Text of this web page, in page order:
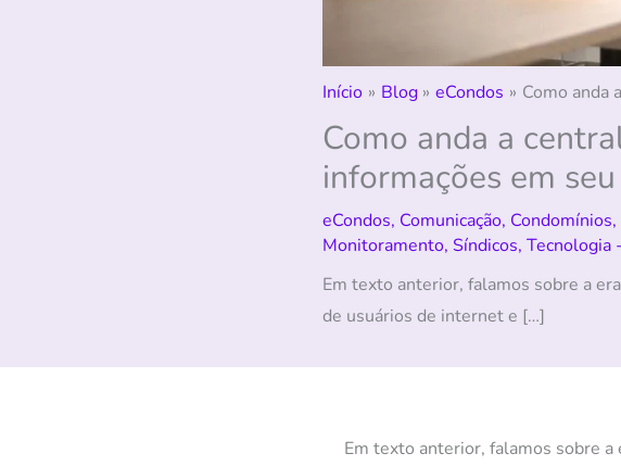
Início Blog eCondos Como anda
Como anda a
informações em
eCondos, Comunicação, Condomínios,
Monitoramento, Síndicos, Tecnologia -
Em texto anterior, falamos sobre a
de usuários de internet e […]
Em texto anterior, falamos sobre a